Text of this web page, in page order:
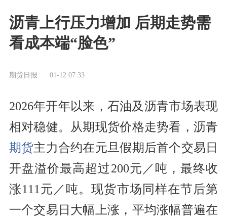
沥青上行压力增加 后期走势需
看成本端“脸色”
期货日报 01-12 07:33
2026年开年以来，石油及沥青市场表现
相对稳健。从期现货价格走势看，沥青
期货主力合约在元旦假期后首个交易日
开盘溢价最高超过200元／吨，最终收
涨111元／吨。现货市场同样在节后第
一个交易日大幅上涨，平均涨幅普遍在